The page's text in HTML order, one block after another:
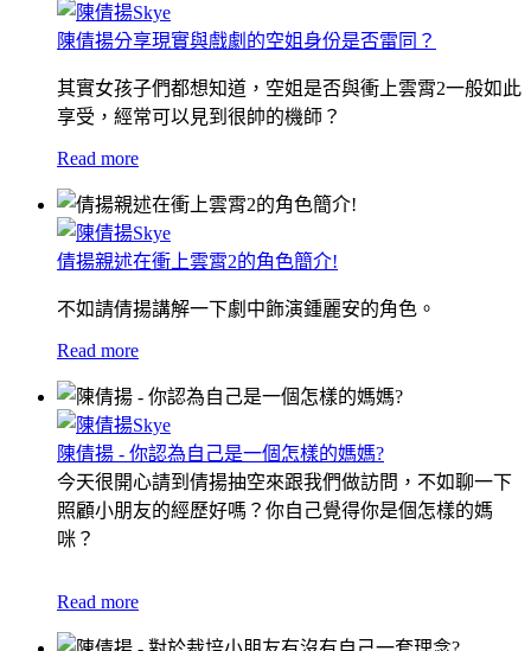
陳倩揚分享現實與戲劇的空姐身份是否雷同？
其實女孩子們都想知道，空姐是否與衝上雲霄2一般如此
享受，經常可以見到很帥的機師？
Read more
倩揚親述在衝上雲霄2的角色簡介!
不如請倩揚講解一下劇中飾演鍾麗安的角色。
Read more
陳倩揚 - 你認為自己是一個怎樣的媽媽?
今天很開心請到倩揚抽空來跟我們做訪問，不如聊一下
照顧小朋友的經歷好嗎？ 你自己覺得你是個怎樣的媽
咪？
Read more